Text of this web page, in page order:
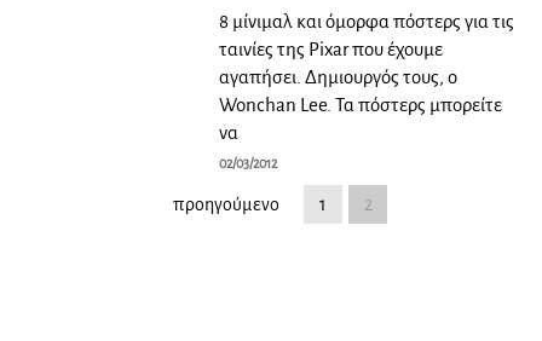
8 μίνιμαλ και όμορφα πόστερς για τις
ταινίες της Pixar που έχουμε
αγαπήσει. Δημιουργός τους, ο
Wonchan Lee. Τα πόστερς μπορείτε
να
02/03/2012
προηγούμενο 1 2